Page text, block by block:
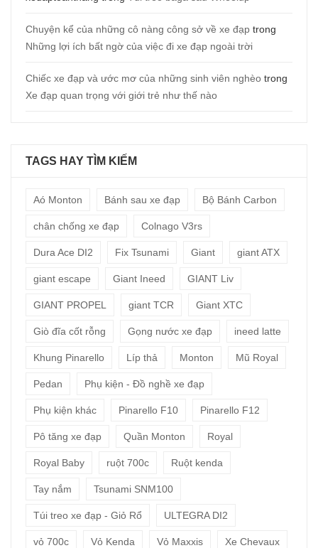
Chuyện kể của những cô nàng công sở về xe đạp trong
Những lợi ích bất ngờ của việc đi xe đạp ngoài trời
Chiếc xe đạp và ước mơ của những sinh viên nghèo trong
Xe đạp quan trọng với giới trẻ như thế nào
TAGS HAY TÌM KIẾM
Aó Monton Bánh sau xe đạp Bộ Bánh Carbon
chân chống xe đạp Colnago V3rs
Dura Ace DI2 Fix Tsunami Giant giant ATX
giant escape Giant Ineed GIANT Liv
GIANT PROPEL giant TCR Giant XTC
Giò đĩa cốt rỗng Gọng nước xe đạp ineed latte
Khung Pinarello Líp thả Monton Mũ Royal
Pedan Phụ kiện - Đồ nghề xe đạp
Phụ kiện khác Pinarello F10 Pinarello F12
Pô tăng xe đạp Quần Monton Royal
Royal Baby ruột 700c Ruột kenda
Tay nắm Tsunami SNM100
Túi treo xe đạp - Giỏ Rổ ULTEGRA DI2
vỏ 700c Vỏ Kenda Vỏ Maxxis Xe Chevaux